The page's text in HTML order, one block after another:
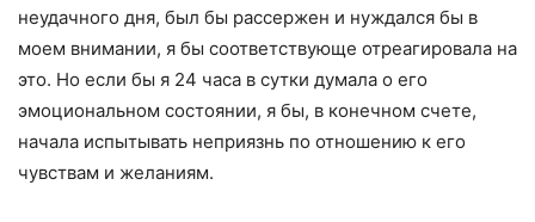
неудачного дня, был бы рассержен и нуждался бы в
моем внимании, я бы соответствующе отреагировала на
это. Но если бы я 24 часа в сутки думала о его
эмоциональном состоянии, я бы, в конечном счете,
начала испытывать неприязнь по отношению к его
чувствам и желаниям.